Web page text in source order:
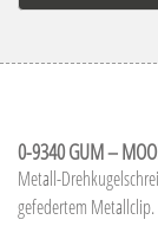
0-9340 GUM –
Metall-
gefedertem Metallclip.